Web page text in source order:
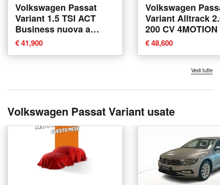
Volkswagen Passat
Variant 1.5 TSI ACT
Business nuova a
Pratola Serra
€ 41,900
Volkswagen
Variant Alltrack
200 CV
nuova a Villorba
€ 48,600
Vedi tutte
Volkswagen Passat Variant usate